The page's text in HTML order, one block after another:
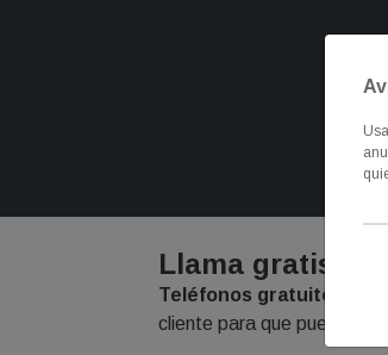
Llama gratis a
Teléfonos gratuitos
cliente para que puedas